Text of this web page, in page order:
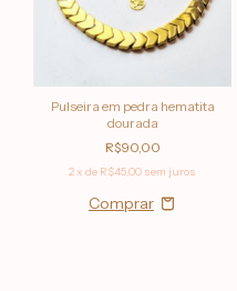
Pulseira em pedra hematita
dourada
R$90,00
2x de R$45,00 sem juros